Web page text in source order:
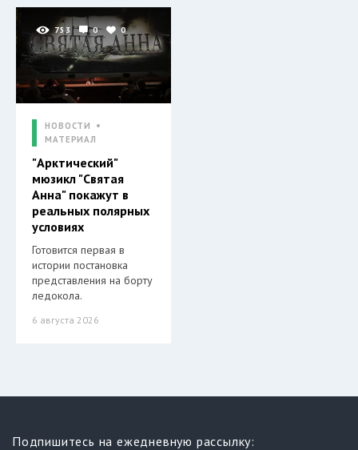
753 0 0
НОВОСТИ
МАТЕРИАЛ
"Арктический"
мюзикл "Святая
Анна" покажут в
реальных полярных
условиях
Готовится первая в
истории постановка
представления на борту
ледокола.
6 августа 2026
Подпишитесь на ежедневную рассылку: